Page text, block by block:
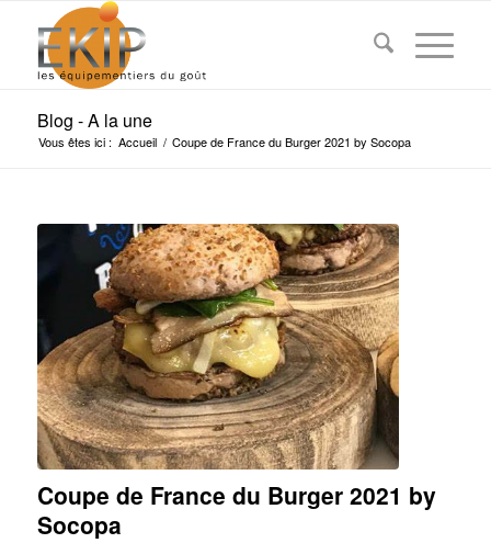
Blog - A la une
Vous êtes ici : Accueil / Coupe de France du Burger 2021 by Socopa
Coupe de France du Burger 2021 by
Socopa